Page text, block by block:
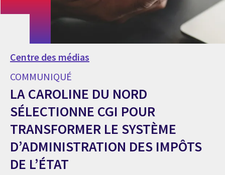
Centre des médias
COMMUNIQUÉ
LA CAROLINE DU NORD
SÉLECTIONNE CGI POUR
TRANSFORMER LE SYSTÈME
D’ADMINISTRATION DES IMPÔTS
DE L’ÉTAT